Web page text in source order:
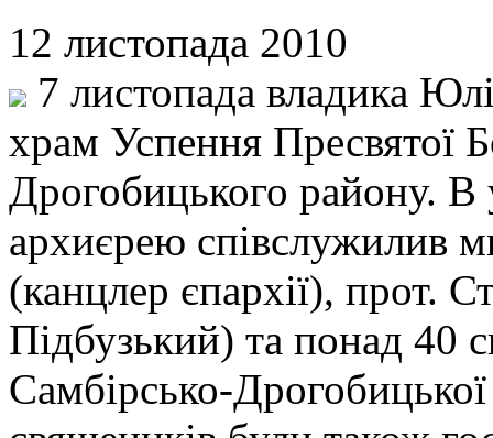
12 листопада 2010
7 листопада владика
храм Успення Пресвятої
Дрогобицького району. В
архиєрею співслужилив
(канцлер єпархії), прот.
Підбузький) та понад 40
Самбірсько-